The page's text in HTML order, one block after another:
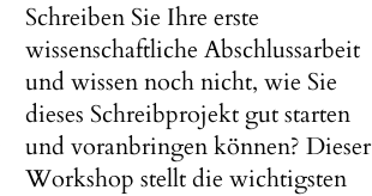
Schreiben Sie Ihre erste
wissenschaftliche Abschlussarbeit
und wissen noch nicht, wie Sie
dieses Schreibprojekt gut starten
und voranbringen können? Dieser
Workshop stellt die wichtigsten